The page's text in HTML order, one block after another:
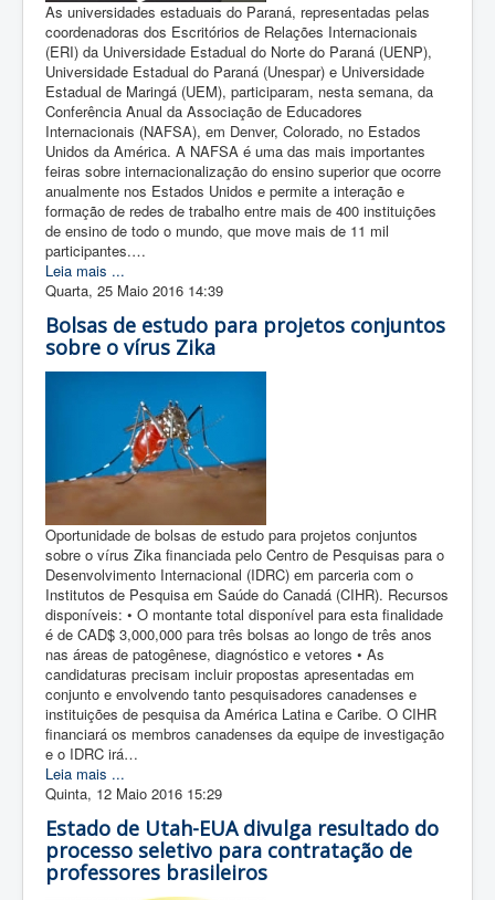
As universidades estaduais do Paraná, representadas pelas
coordenadoras dos Escritórios de Relações Internacionais
(ERI) da Universidade Estadual do Norte do Paraná (UENP),
Universidade Estadual do Paraná (Unespar) e Universidade
Estadual de Maringá (UEM), participaram, nesta semana, da
Conferência Anual da Associação de Educadores
Internacionais (NAFSA), em Denver, Colorado, no Estados
Unidos da América. A NAFSA é uma das mais importantes
feiras sobre internacionalização do ensino superior que ocorre
anualmente nos Estados Unidos e permite a interação e
formação de redes de trabalho entre mais de 400 instituições
de ensino de todo o mundo, que move mais de 11 mil
participantes.…
Leia mais ...
Quarta, 25 Maio 2016 14:39
Bolsas de estudo para projetos conjuntos
sobre o vírus Zika
Oportunidade de bolsas de estudo para projetos conjuntos
sobre o vírus Zika financiada pelo Centro de Pesquisas para o
Desenvolvimento Internacional (IDRC) em parceria com o
Institutos de Pesquisa em Saúde do Canadá (CIHR). Recursos
disponíveis: • O montante total disponível para esta finalidade
é de CAD$ 3,000,000 para três bolsas ao longo de três anos
nas áreas de patogênese, diagnóstico e vetores • As
candidaturas precisam incluir propostas apresentadas em
conjunto e envolvendo tanto pesquisadores canadenses e
instituições de pesquisa da América Latina e Caribe. O CIHR
financiará os membros canadenses da equipe de investigação
e o IDRC irá…
Leia mais ...
Quinta, 12 Maio 2016 15:29
Estado de Utah-EUA divulga resultado do
processo seletivo para contratação de
professores brasileiros